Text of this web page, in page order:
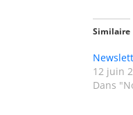
Similaire
12 juin
Dans